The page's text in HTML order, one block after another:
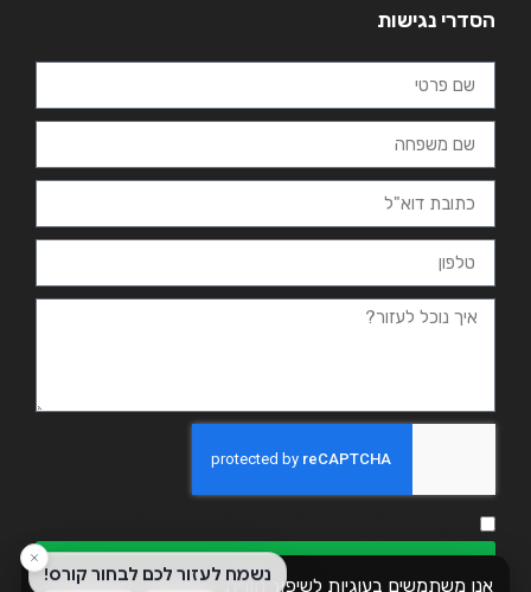
הסדרי נגישות
שליחה
אנו משתמשים בעוגיות לשיפור חוויית